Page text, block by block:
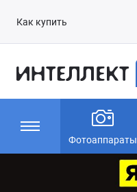
Как купить
Фотоаппараты